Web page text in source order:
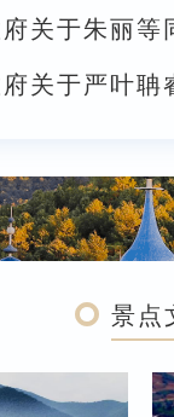
关于朱丽
景点